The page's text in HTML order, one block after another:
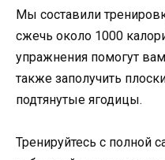
Мы составили
сжечь около 1000
упражнения помогут
также заполучить
подтянутые ягодицы.
Тренируйтесь с полной